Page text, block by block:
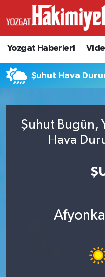
Yozgat Haberleri
Şuhut Hava
Şuhut Bugün,
Hava